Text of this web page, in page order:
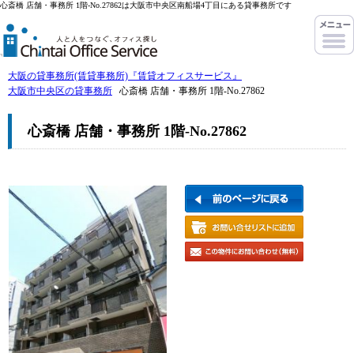
心斎橋 店舗・事務所 1階-No.27862は大阪市中央区南船場4丁目にある貸事務所です
大阪の貸事務所(賃貸事務所)『賃貸オフィスサービス』
大阪市中央区の貸事務所
心斎橋 店舗・事務所 1階-No.27862
心斎橋 店舗・事務所 1階-No.27862